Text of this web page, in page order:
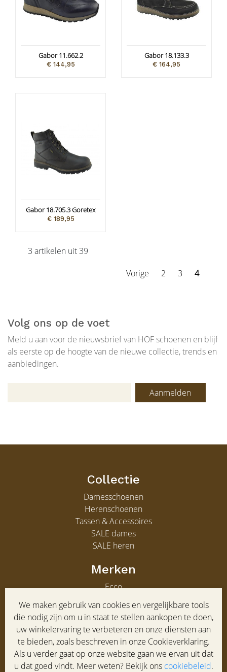
We maken gebruik van cookies en vergelijkbare tools
die nodig zijn om u in staat te stellen aankopen te doen,
uw winkelervaring te verbeteren en onze diensten aan
te bieden, zoals beschreven in onze Cookieverklaring.
Als u verder gaat op onze website gaan we ervan uit dat
u dat goed vindt. Meer weten? Bekijk ons cookiebeleid.
Gabor 11.662.2
€ 144,95
Gabor 18.133.3
€ 164,95
Gabor 18.705.3 Goretex
€ 189,95
3 artikelen uit 39
Vorige
2 3 4
Volg ons op de voet
Meld u aan voor de nieuwsbrief van HOF schoenen en blijf
als eerste op de hoogte van de nieuwe collectie, trends en
aanbiedingen.
Aanmelden
Collectie
Damesschoenen
Herenschoenen
Tassen & Accessoires
SALE dames
SALE heren
Merken
Ecco
Gabor
Clarks
Gabor heren
Service
Klantenservice